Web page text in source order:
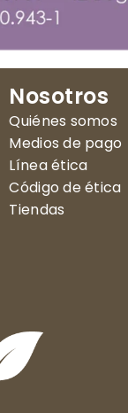
Nosotros
Quiénes somos
Medios de pago
Línea ética
Código de ética
Tiendas